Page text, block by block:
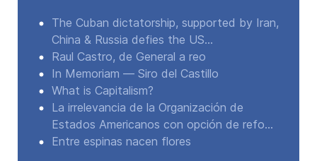
The Cuban dictatorship, supported by Iran,
China & Russia defies the US...
Raul Castro, de General a reo
In Memoriam — Siro del Castillo
What is Capitalism?
La irrelevancia de la Organización de
Estados Americanos con opción de refo...
Entre espinas nacen flores